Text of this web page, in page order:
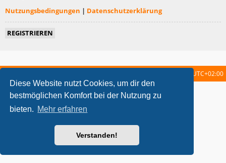
Diese Website nutzt Cookies, um dir den
bestmöglichen Komfort bei der Nutzung zu
bieten. Mehr erfahren
Verstanden!
Nutzungsbedingungen | Datenschutzerklärung
REGISTRIEREN
UTC+02:00
metrolike style by Eric Seguin Updated for phpBB3.2 by
Powered byphpBB ® Forum Software © phpBB Limited
Deutsche Übersetzung durch